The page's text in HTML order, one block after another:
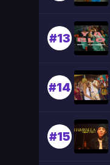
#13
#14
#15